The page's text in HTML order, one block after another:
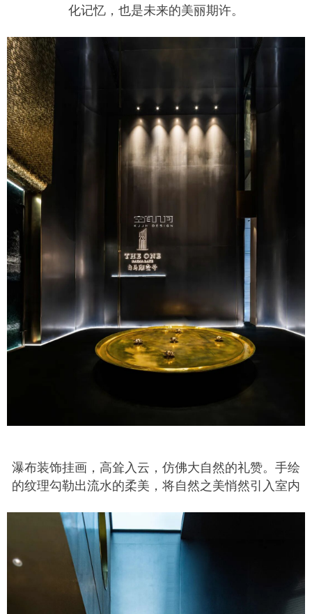
化记忆，也是未来的美丽期许。
瀑布装饰挂画，高耸入云，仿佛大自然的礼赞。手绘
的纹理勾勒出流水的柔美，将自然之美悄然引入室内